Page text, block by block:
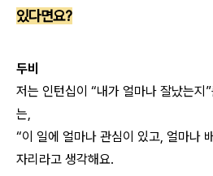
있다면요?
두비
저는 인턴십이 “내가 얼마나 잘났는지
는,
“이 일에 얼마나 관심이 있고, 얼마나
자리라고 생각해요.